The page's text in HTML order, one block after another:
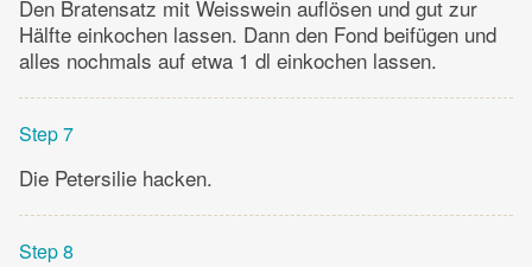
Den Bratensatz mit Weisswein auflösen und gut zur
Hälfte einkochen lassen. Dann den Fond beifügen und
alles nochmals auf etwa 1 dl einkochen lassen.
Step 7
Die Petersilie hacken.
Step 8